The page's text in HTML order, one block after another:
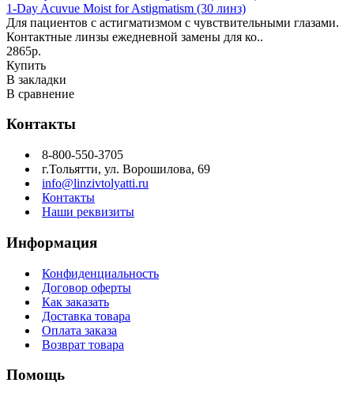
1-Day Acuvue Moist for Astigmatism (30 линз)
Для пациентов с астигматизмом с чувствительными глазами.
Контактные линзы ежедневной замены для ко..
2865р.
Купить
В закладки
В сравнение
Контакты
8-800-550-3705
г.Тольятти, ул. Ворошилова, 69
info@linzivtolyatti.ru
Контакты
Наши реквизиты
Информация
Конфиденциальность
Договор оферты
Как заказать
Доставка товара
Оплата заказа
Возврат товара
Помощь